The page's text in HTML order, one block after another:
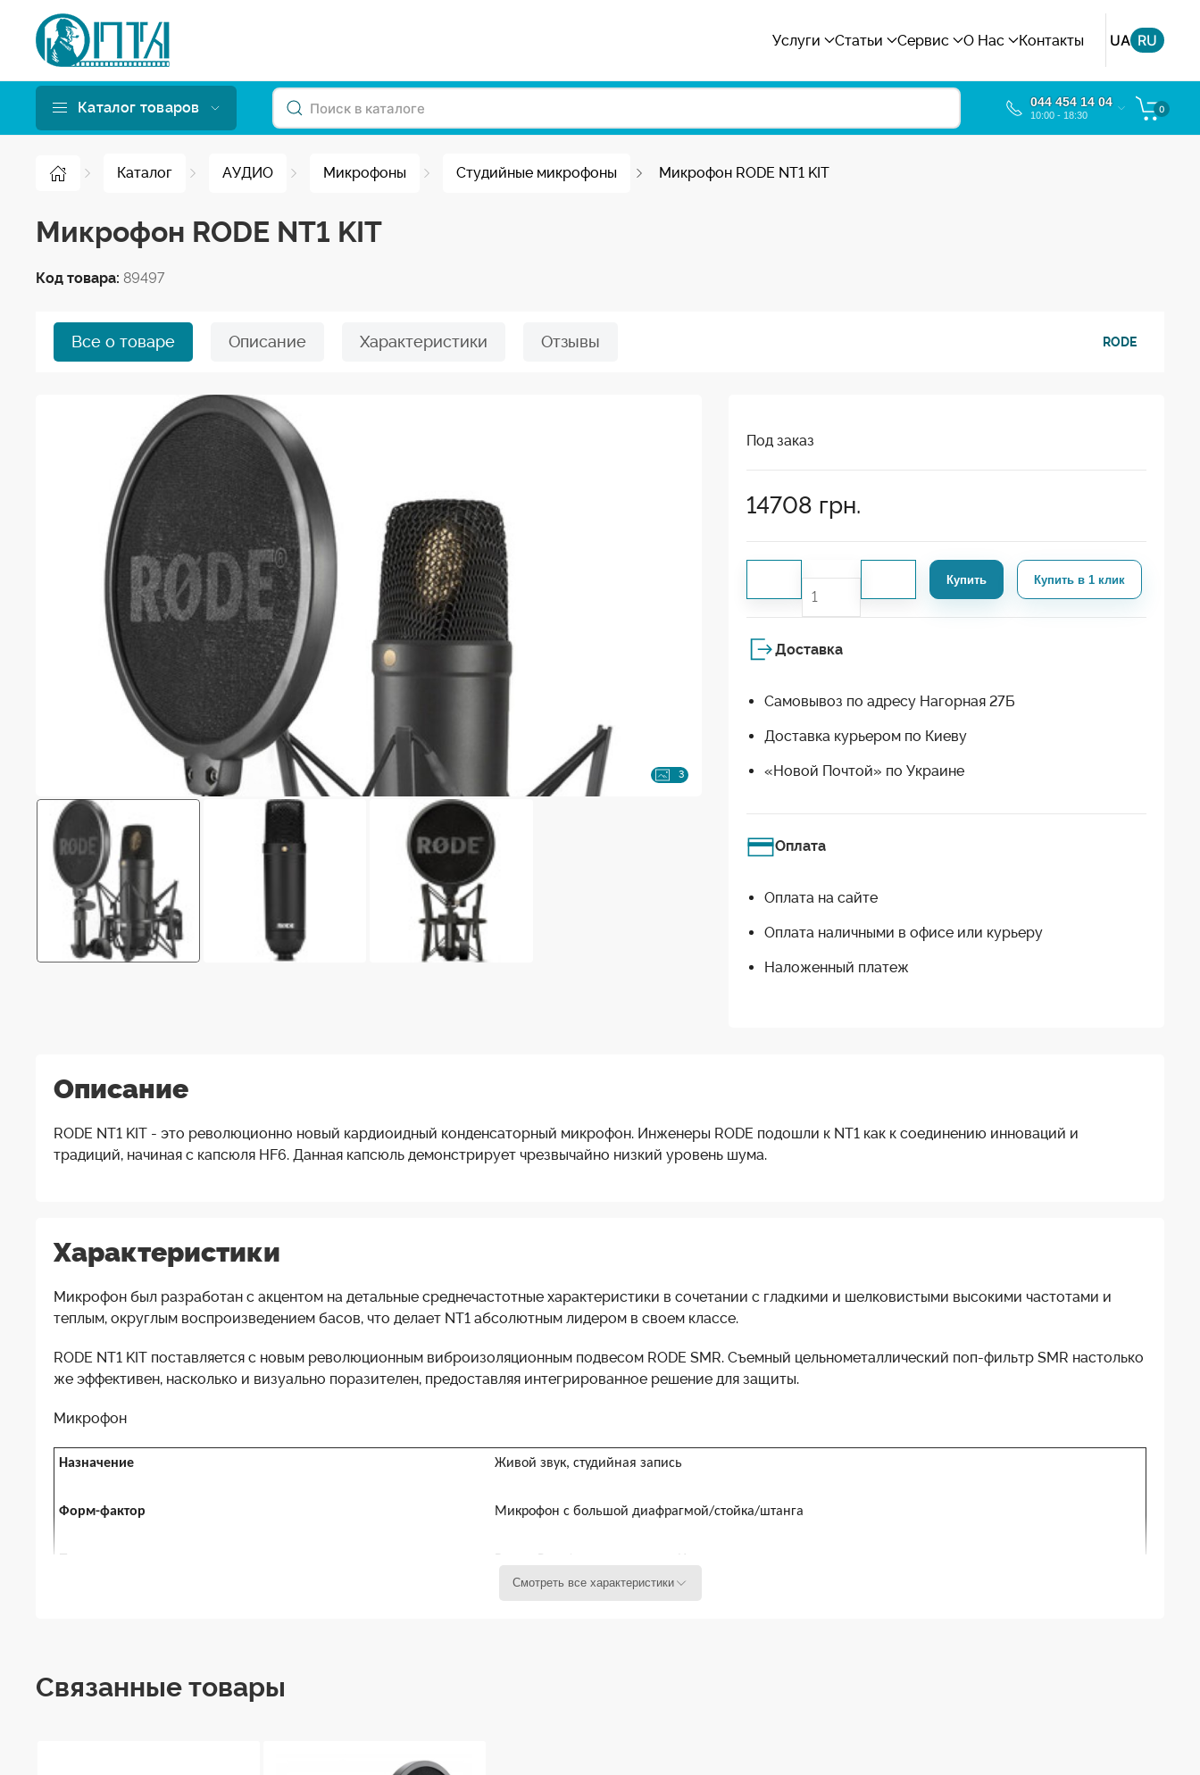
Услуги Статьи Сервис О Нас Контакты UA RU
Каталог товаров 044 454 14 04
10:00 - 18:30
0
Каталог АУДИО Микрофоны Студийные микрофоны Микрофон RODE NT1 KIT
Микрофон RODE NT1 KIT
Код товара: 89497
Все о товаре Описание Характеристики Отзывы RODE
3
Под заказ
14708 грн.
Купить Купить в 1 клик
Доставка
Самовывоз по адресу Нагорная 27Б
Доставка курьером по Киеву
«Новой Почтой» по Украине
Оплата
Оплата на сайте
Оплата наличными в офисе или курьеру
Наложенный платеж
Описание
RODE NT1 KIT - это революционно новый кардиоидный конденсаторный микрофон. Инженеры RODE подошли к NT1 как к соединению инноваций и
традиций, начиная с капсюля HF6. Данная капсюль демонстрирует чрезвычайно низкий уровень шума.
Характеристики
Микрофон был разработан с акцентом на детальные среднечастотные характеристики в сочетании с гладкими и шелковистыми высокими частотами и
теплым, округлым воспроизведением басов, что делает NT1 абсолютным лидером в своем классе.
RODE NT1 KIT поставляется с новым революционным виброизоляционным подвесом RODE SMR. Съемный цельнометаллический поп-фильтр SMR настолько
же эффективен, насколько и визуально поразителен, предоставляя интегрированное решение для защиты.
Микрофон
Назначение Живой звук, студийная запись
Форм-фактор Микрофон с большой диафрагмой/стойка/штанга
Смотреть все характеристики
Связанные товары